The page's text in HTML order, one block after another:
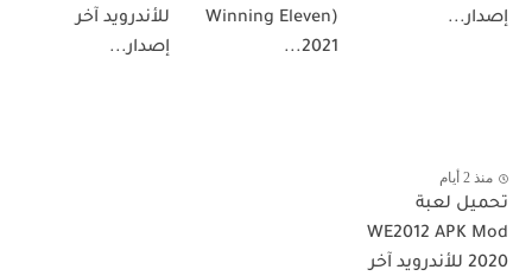
إصدار...
(Winning Eleven
2021...
للأندرويد آخر
إصدار...
منذ 2 أيام
تحميل لعبة
WE2012 APK Mod
2020 للأندرويد آخر